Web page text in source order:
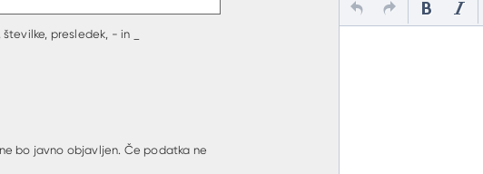
presledek, - in _
bo javno objavljen. Če podatka ne